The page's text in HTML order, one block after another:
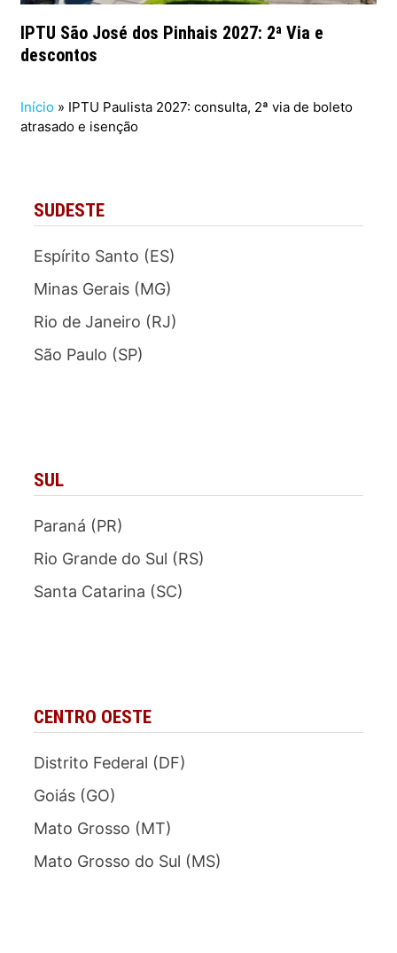
IPTU São José dos Pinhais 2027: 2ª Via e
descontos
Início » IPTU Paulista 2027: consulta, 2ª via de boleto
atrasado e isenção
SUDESTE
Espírito Santo (ES)
Minas Gerais (MG)
Rio de Janeiro (RJ)
São Paulo (SP)
SUL
Paraná (PR)
Rio Grande do Sul (RS)
Santa Catarina (SC)
CENTRO OESTE
Distrito Federal (DF)
Goiás (GO)
Mato Grosso (MT)
Mato Grosso do Sul (MS)